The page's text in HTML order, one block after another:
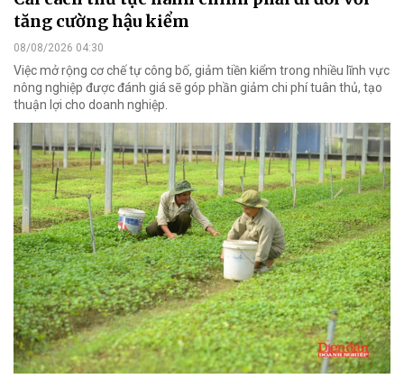
tăng cường hậu kiểm
08/08/2026 04:30
Việc mở rộng cơ chế tự công bố, giảm tiền kiểm trong nhiều lĩnh vực
nông nghiệp được đánh giá sẽ góp phần giảm chi phí tuân thủ, tạo
thuận lợi cho doanh nghiệp.